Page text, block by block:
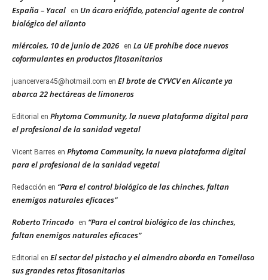
España – Yacal
en Un ácaro eriófido, potencial agente de control
biológico del ailanto
miércoles, 10 de junio de 2026 en La UE prohíbe doce nuevos
coformulantes en productos fitosanitarios
juancervera45@hotmail.com en El brote de CYVCV en Alicante ya
abarca 22 hectáreas de limoneros
Editorial en Phytoma Community, la nueva plataforma digital para
el profesional de la sanidad vegetal
Vicent Barres en Phytoma Community, la nueva plataforma digital
para el profesional de la sanidad vegetal
Redacción en “Para el control biológico de las chinches, faltan
enemigos naturales eficaces”
Roberto Trincado en “Para el control biológico de las chinches,
faltan enemigos naturales eficaces”
Editorial en El sector del pistacho y el almendro aborda en Tomelloso
sus grandes retos fitosanitarios